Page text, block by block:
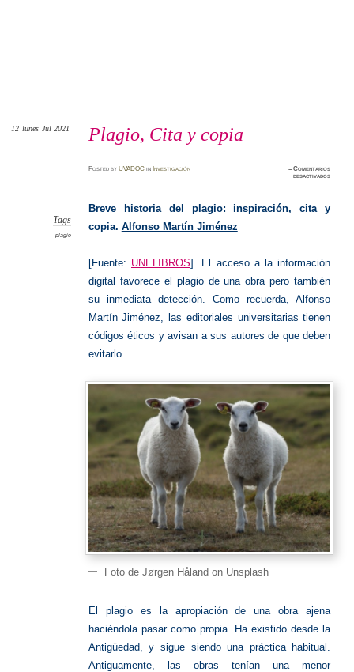
Plagio, Cita y copia
12 lunes Jul 2021
PostedbyUVADOC inInvestigación ≈Comentarios
desactivadosen
Tags
plagio
Breve historia del plagio: inspiración, cita y
copia. Alfonso Martín Jiménez
[Fuente: UNELIBROS]. El acceso a la información
digital favorece el plagio de una obra pero también
su inmediata detección. Como recuerda, Alfonso
Martín Jiménez, las editoriales universitarias tienen
códigos éticos y avisan a sus autores de que deben
evitarlo.
Foto de Jørgen Håland on Unsplash
El plagio es la apropiación de una obra ajena
haciéndola pasar como propia. Ha existido desde la
Antigüedad, y sigue siendo una práctica habitual.
Antiguamente, las obras tenían una menor